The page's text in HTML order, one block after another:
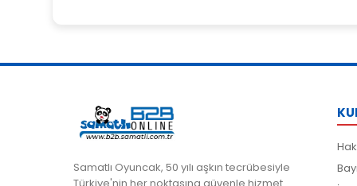
Samatlı Oyuncak, 50 yılı aşkın tecrübesiyle